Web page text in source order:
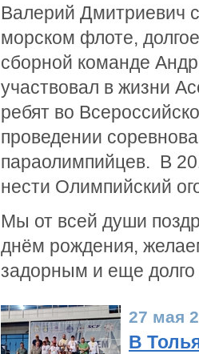
Валерий Дмитриевич
морском флоте,
сборной команде
участвовал в жизни
ребят во
проведении
параолимпийцев. В
нести Олимпийский
Мы от всей души
днём рождения,
задорным и еще долго
27 мая
В